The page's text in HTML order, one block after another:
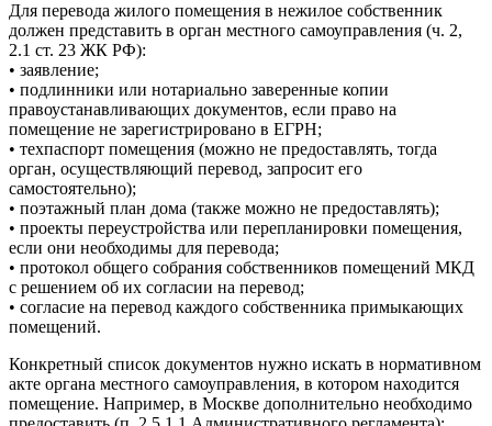
Для перевода жилого помещения в нежилое собственник
должен представить в орган местного самоуправления (ч. 2,
2.1 ст. 23 ЖК РФ):
• заявление;
• подлинники или нотариально заверенные копии
правоустанавливающих документов, если право на
помещение не зарегистрировано в ЕГРН;
• техпаспорт помещения (можно не предоставлять, тогда
орган, осуществляющий перевод, запросит его
самостоятельно);
• поэтажный план дома (также можно не предоставлять);
• проекты переустройства или перепланировки помещения,
если они необходимы для перевода;
• протокол общего собрания собственников помещений МКД
с решением об их согласии на перевод;
• согласие на перевод каждого собственника примыкающих
помещений.
Конкретный список документов нужно искать в нормативном
акте органа местного самоуправления, в котором находится
помещение. Например, в Москве дополнительно необходимо